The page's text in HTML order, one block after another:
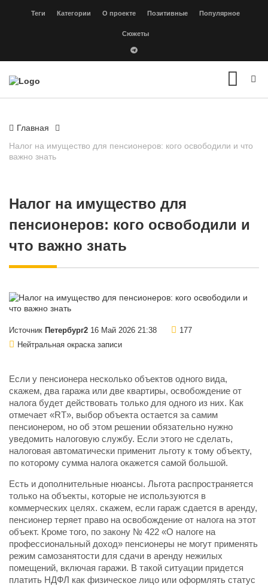
Теги Категории О проекте Позитивные Популярное
Сюжеты
Главная
Налог на имущество для пенсионеров: кого освободили и что
важно знать
Налог на имущество для
пенсионеров: кого освободили и
что важно знать
Источник Петербург2 16 Май 2026 21:38
177
Нейтральная окраска записи
Если у пенсионера несколько объектов одного вида,
скажем, два гаража или две квартиры, освобождение от
налога будет действовать только для одного из них. Как
отмечает «RT», выбор объекта остается за самим
пенсионером, но об этом решении обязательно нужно
уведомить налоговую службу. Если этого не сделать,
налоговая автоматически применит льготу к тому объекту,
по которому сумма налога окажется самой большой.
Есть и дополнительные нюансы. Льгота распространяется
только на объекты, которые не используются в
коммерческих целях. скажем, если гараж сдается в аренду,
пенсионер теряет право на освобождение от налога на этот
объект. Кроме того, по закону № 422 «О налоге на
профессиональный доход» пенсионеры не могут применять
режим самозанятости для сдачи в аренду нежилых
помещений, включая гаражи. В такой ситуации придется
платить НДФЛ как физическое лицо или оформлять статус